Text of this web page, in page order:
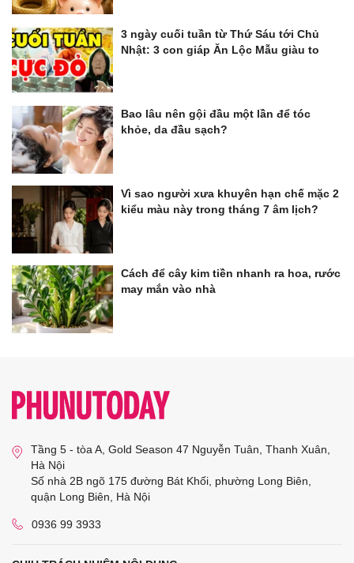
3 ngày cuối tuần từ Thứ Sáu tới Chủ
Nhật: 3 con giáp Ăn Lộc Mẫu giàu to
Bao lâu nên gội đầu một lần để tóc
khỏe, da đầu sạch?
Vì sao người xưa khuyên hạn chế mặc 2
kiểu màu này trong tháng 7 âm lịch?
Cách để cây kim tiền nhanh ra hoa, rước
may mắn vào nhà
Tầng 5 - tòa A, Gold Season 47 Nguyễn Tuân, Thanh Xuân,
Hà Nội
Số nhà 2B ngõ 175 đường Bát Khối, phường Long Biên,
quận Long Biên, Hà Nội
0936 99 3933